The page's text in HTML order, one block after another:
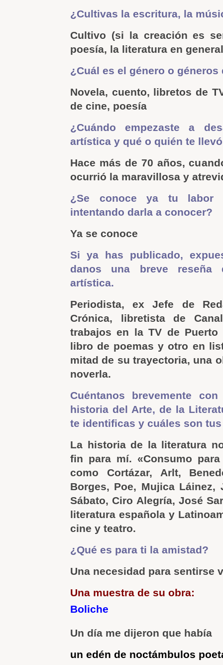
¿Cultivas la escritura, la
Cultivo (si la creación es
poesía, la literatura en
¿Cuál es el género o
Novela, cuento, libretos de
de cine, poesía
¿Cuándo empezaste a
artística y qué o quién te
Hace más de 70 años,
ocurrió la maravillosa y
¿Se conoce ya tu labor
intentando darla a conocer?
Ya se conoce
Si ya has publicado,
danos una breve reseña
artística.
Periodista, ex Jefe de
Crónica, libretista de
trabajos en la TV de
libro de poemas y otro en
mitad de su trayectoria, una
noverla.
Cuéntanos brevemente
historia del Arte, de la
te identificas y cuáles son
La historia de la literatura
fin para mí. «Consumo
como Cortázar, Arlt,
Borges, Poe, Mujica Láinez,
Sábato, Ciro Alegría, José
literatura española y
cine y teatro.
¿Qué es para ti la amistad?
Una necesidad para sentirse
Una muestra de su obra:
Boliche
Un día me dijeron que había
un edén de noctámbulos